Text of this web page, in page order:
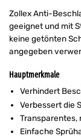
Zollex Anti-
geeignet und mit
keine getönten
angegeben
Hauptmerkmale
Verhindert
Verbessert die
Transparentes,
Einfache